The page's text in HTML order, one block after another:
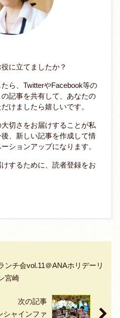
に立てましたか？
ら、TwitterやFacebook等の
記事を共有して、あなたの
けましたら嬉しいです。
切さをお届けすることが私
、新しい記事を作成して情
ションアップになります。
するために、読者登録をお
ンチ会vol.11＠ANAホリデーリ
宮崎
次の記事
シャインファ